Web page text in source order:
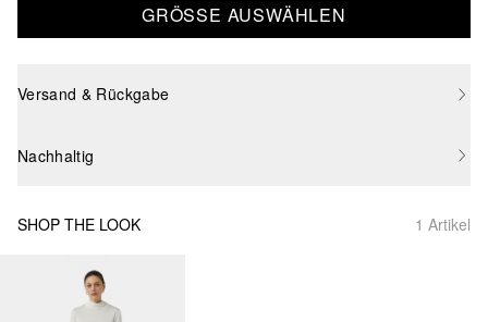
GRÖSSE AUSWÄHLEN
Versand & Rückgabe
Nachhaltig
SHOP THE LOOK 1 Artikel